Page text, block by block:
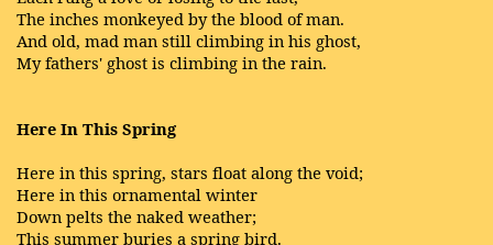
The inches monkeyed by the blood of man.
And old, mad man still climbing in his ghost,
My fathers' ghost is climbing in the rain.
Here In This Spring
Here in this spring, stars float along the void;
Here in this ornamental winter
Down pelts the naked weather;
This summer buries a spring bird.